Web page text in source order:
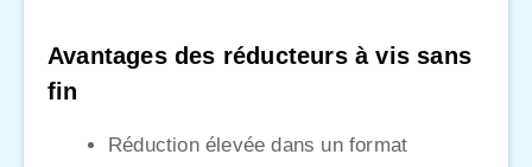
Avantages des réducteurs à vis sans
fin
Réduction élevée dans un format